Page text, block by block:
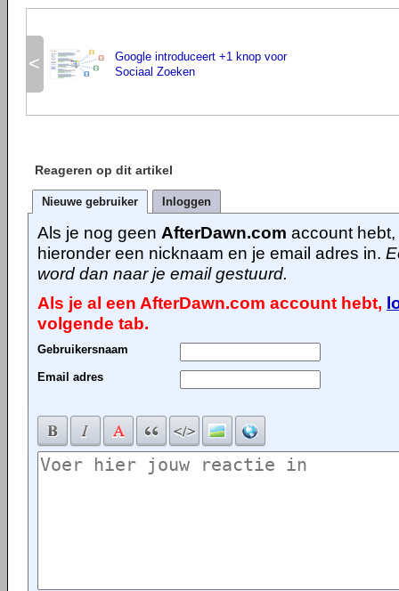
<
Google introduceert +1 knop voor
Sociaal Zoeken
Reageren op dit artikel
Nieuwe gebruiker Inloggen
Als je nog geen AfterDawn.com account
hieronder een nicknaam en je email adres in.
word dan naar je email gestuurd.
Als je al een AfterDawn.com account hebt,
volgende tab.
Gebruikersnaam
Email adres